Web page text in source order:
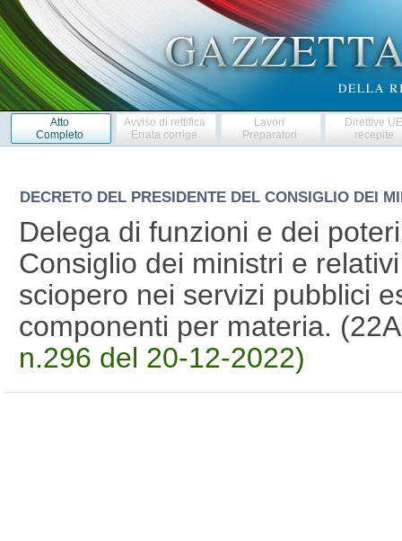
Atto
Completo
Avviso di rettifica
Errata corrige
Lavori
Preparatori
Direttive
recepite
DECRETO DEL PRESIDENTE DEL CONSIGLIO DEI
Delega di funzioni e dei
Consiglio dei ministri e
sciopero nei servizi pubblici
componenti per materia.
n.296 del 20-12-2022)